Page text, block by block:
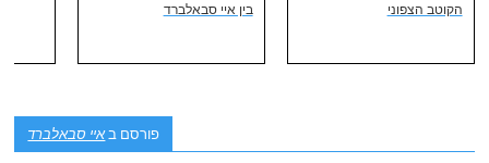
הקוטב הצפוני
בין איי סבאלברד
פורסם באיי סבאלברד